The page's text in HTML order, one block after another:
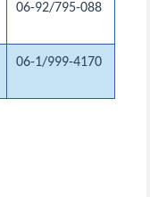
06-92/795-088
06-1/999-4170